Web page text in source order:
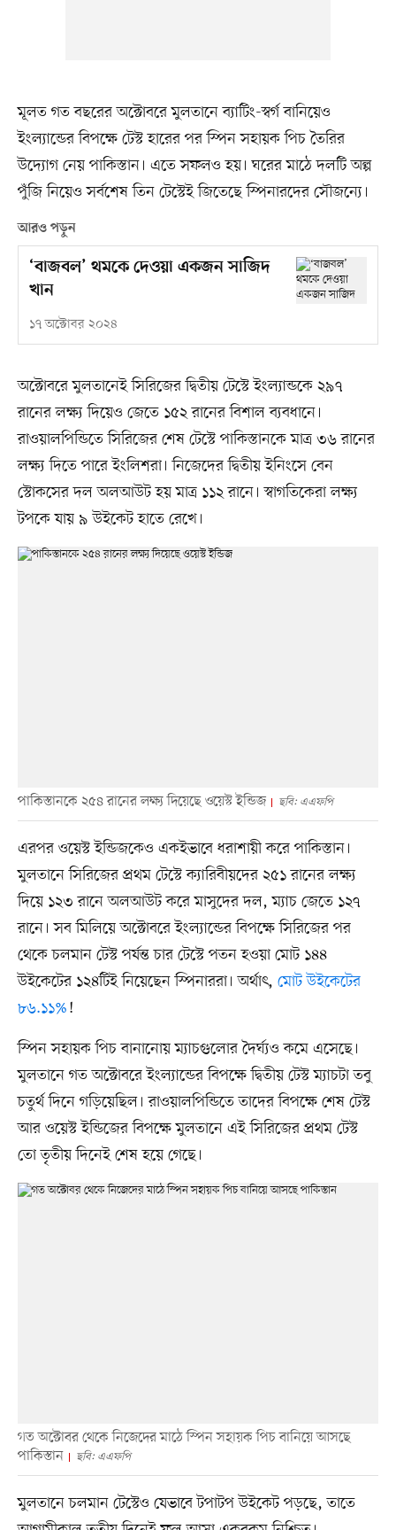
মূলত গত বছরের অক্টোবরে মুলতানে ব্যাটিং-স্বর্গ বানিয়েও
ইংল্যান্ডের বিপক্ষে টেস্ট হারের পর স্পিন সহায়ক পিচ তৈরির
উদ্যোগ নেয় পাকিস্তান। এতে সফলও হয়। ঘরের মাঠে দলটি অল্প
পুঁজি নিয়েও সর্বশেষ তিন টেস্টেই জিতেছে স্পিনারদের সৌজন্যে।
আরও পড়ুন
‘বাজবল’ থমকে দেওয়া একজন সাজিদ
খান
১৭ অক্টোবর ২০২৪
অক্টোবরে মুলতানেই সিরিজের দ্বিতীয় টেস্টে ইংল্যান্ডকে ২৯৭
রানের লক্ষ্য দিয়েও জেতে ১৫২ রানের বিশাল ব্যবধানে।
রাওয়ালপিন্ডিতে সিরিজের শেষ টেস্টে পাকিস্তানকে মাত্র ৩৬ রানের
লক্ষ্য দিতে পারে ইংলিশরা। নিজেদের দ্বিতীয় ইনিংসে বেন
স্টোকসের দল অলআউট হয় মাত্র ১১২ রানে। স্বাগতিকেরা লক্ষ্য
টপকে যায় ৯ উইকেট হাতে রেখে।
পাকিস্তানকে ২৫৪ রানের লক্ষ্য দিয়েছে ওয়েস্ট ইন্ডিজ ছবি: এএফপি
এরপর ওয়েস্ট ইন্ডিজকেও একইভাবে ধরাশায়ী করে পাকিস্তান।
মুলতানে সিরিজের প্রথম টেস্টে ক্যারিবীয়দের ২৫১ রানের লক্ষ্য
দিয়ে ১২৩ রানে অলআউট করে মাসুদের দল, ম্যাচ জেতে ১২৭
রানে। সব মিলিয়ে অক্টোবরে ইংল্যান্ডের বিপক্ষে সিরিজের পর
থেকে চলমান টেস্ট পর্যন্ত চার টেস্টে পতন হওয়া মোট ১৪৪
উইকেটের ১২৪টিই নিয়েছেন স্পিনাররা। অর্থাৎ, মোট উইকেটের
৮৬.১১%!
স্পিন সহায়ক পিচ বানানোয় ম্যাচগুলোর দৈর্ঘ্যও কমে এসেছে।
মুলতানে গত অক্টোবরে ইংল্যান্ডের বিপক্ষে দ্বিতীয় টেস্ট ম্যাচটা তবু
চতুর্থ দিনে গড়িয়েছিল। রাওয়ালপিন্ডিতে তাদের বিপক্ষে শেষ টেস্ট
আর ওয়েস্ট ইন্ডিজের বিপক্ষে মুলতানে এই সিরিজের প্রথম টেস্ট
তো তৃতীয় দিনেই শেষ হয়ে গেছে।
গত অক্টোবর থেকে নিজেদের মাঠে স্পিন সহায়ক পিচ বানিয়ে আসছে
পাকিস্তান
ছবি: এএফপি
মুলতানে চলমান টেস্টেও যেভাবে টপাটপ উইকেট পড়ছে, তাতে